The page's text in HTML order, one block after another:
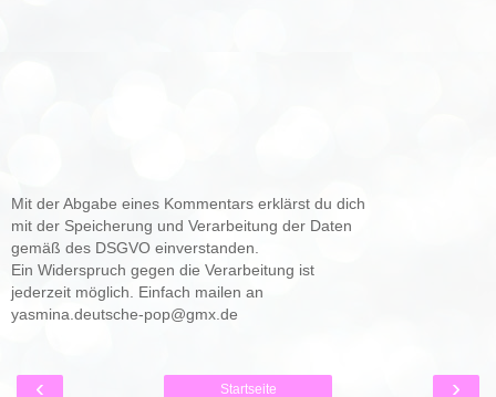
Mit der Abgabe eines Kommentars erklärst du dich
mit der Speicherung und Verarbeitung der Daten
gemäß des DSGVO einverstanden.
Ein Widerspruch gegen die Verarbeitung ist
jederzeit möglich. Einfach mailen an
yasmina.deutsche-pop@gmx.de
‹ ›
Startseite